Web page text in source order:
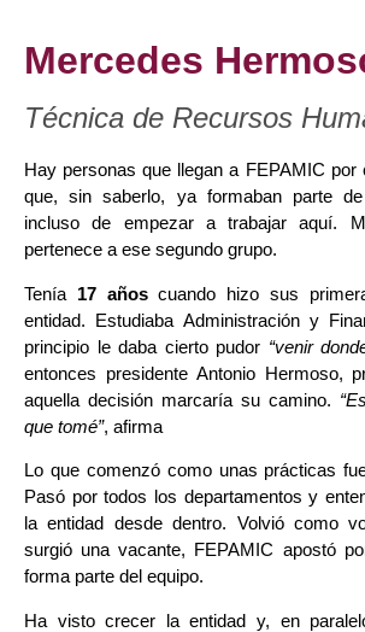
Mercedes
Técnica de Recursos
Hay personas que llegan a FEPAMIC por
que, sin saberlo, ya formaban parte
incluso de empezar a trabajar aquí.
pertenece a ese segundo grupo.
Tenía 17 añoscuando hizo sus
entidad. Estudiaba Administración y
principio le daba cierto pudor “venir
entonces presidente Antonio Hermoso,
aquella decisión marcaría su camino.
que tomé”, afirma
Lo que comenzó como unas prácticas
Pasó por todos los departamentos y
la entidad desde dentro. Volvió como
surgió una vacante, FEPAMIC apostó
forma parte del equipo.
Ha visto crecer la entidad y, en